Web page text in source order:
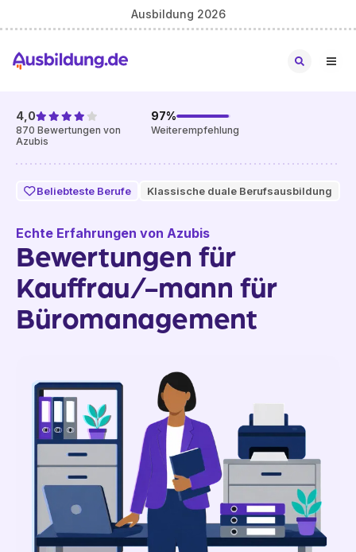
Ausbildung 2026
Beliebteste Berufe Klassische duale Berufsausbildung
4,0
870 Bewertungen von
Azubis
97%
Weiterempfehlung
Echte Erfahrungen von Azubis
Bewertungen für
Kauffrau/-mann für
Büromanagement